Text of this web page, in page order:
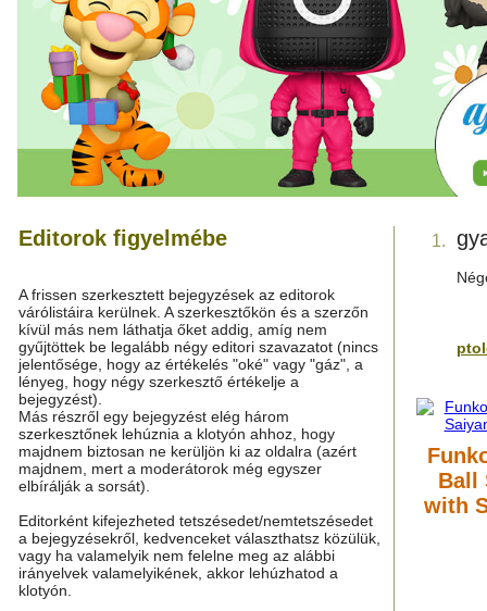
Editorok figyelmébe
A frissen szerkesztett bejegyzések az editorok
várólistáira kerülnek. A szerkesztőkön és a szerzőn
kívül más nem láthatja őket addig, amíg nem
gyűjtöttek be legalább négy editori szavazatot (nincs
jelentősége, hogy az értékelés "oké" vagy "gáz", a
lényeg, hogy négy szerkesztő értékelje a
bejegyzést).
Más részről egy bejegyzést elég három
szerkesztőnek lehúznia a klotyón ahhoz, hogy
majdnem biztosan ne kerüljön ki az oldalra (azért
majdnem, mert a moderátorok még egyszer
elbírálják a sorsát).
Editorként kifejezheted tetszésedet/nemtetszésedet
a bejegyzésekről, kedvenceket választhatsz közülük,
vagy ha valamelyik nem felelne meg az alábbi
irányelvek valamelyikének, akkor lehúzhatod a
klotyón.
1.
Ball
with